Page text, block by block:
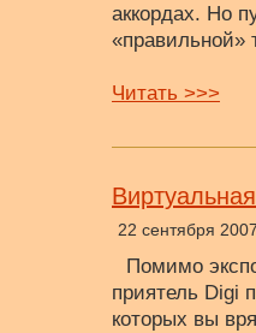
аккордах. Но
«правильной»
Читать >>>
22 сентября 2007
Помимо
приятель Digi
которых вы